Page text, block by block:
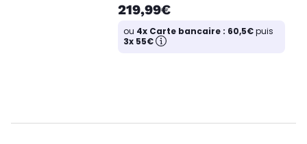
219,99€
ou 4x Carte bancaire : 60,5€puis
3x 55€